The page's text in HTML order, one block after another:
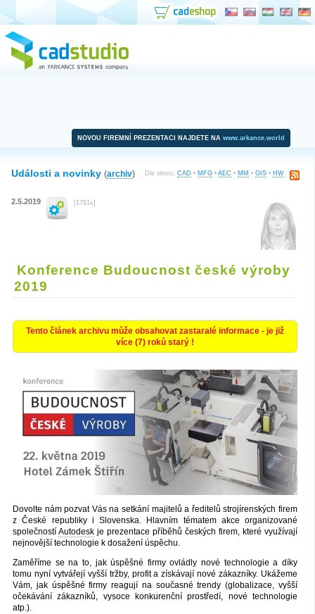
NOVOU FIREMNÍ PREZENTACI NAJDETE NA www.arkance.world
Dle oboru: CAD • MFG • AEC • MM • GIS • HW
Události a novinky (archiv)
2.5.2019 [1781x]
Konference Budoucnost české výroby
2019
Tento článek archivu může obsahovat zastaralé informace - je již
více (7) roků starý !
Dovolte nám pozvat Vás na setkání majitelů a ředitelů strojírenských firem
z České republiky i Slovenska. Hlavním tématem akce organizované
společností Autodesk je prezentace příběhů českých firem, které využívají
nejnovější technologie k dosažení úspěchu.
Zaměříme se na to, jak úspěšné firmy ovládly nové technologie a díky
tomu nyní vytvářejí vyšší tržby, profit a získávají nové zákazníky. Ukážeme
Vám, jak úspěšné firmy reagují na současné trendy (globalizace, vyšší
očekávání zákazníků, vysoce konkurenční prostředí, nové technologie
atp.).